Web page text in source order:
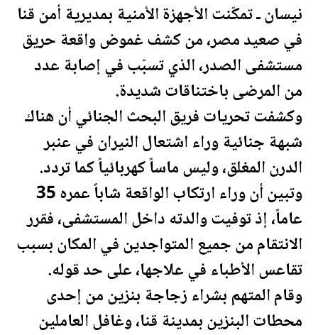
نيسان ـ تمكّنت الأجهزة الأمنية بمديرية أمن قنا
في صعيدمصر، من كشف غموض واقعة حريق
مستشفى الصدر، الذي تسبّب في إصابة عدد
من المرضى باختناقات شديدة.
وكشفت تحريات فريق البحث الجنائي أن هناك
شبهة جنائية وراء اشتعال النيران في عنبر
الدرن المغلق، وليس ماساً كهربائياً كما تردد.
وتبين أن وراء ارتكاب الواقعة شاباً عمره 35
عاماً، إذ توفيت والدته داخل المستشفى، فقرر
الانتقام من جميع المتواجدين في المكان بسبب
تقاعس الأطباء في علاجها، على حد قوله.
وقام المتهم بشراء زجاجة بنزين من إحدى
محطات البنزين بمدينة قنا، وغافل العاملين